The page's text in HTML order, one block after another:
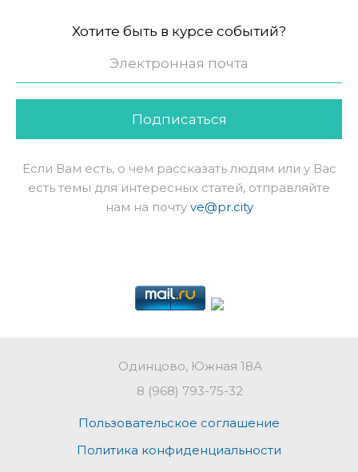
Хотите быть в курсе событий?
Подписаться
Если Вам есть, о чем рассказать людям или у Вас
есть темы для интересных статей, отправляйте
нам на почту ve@pr.city
Одинцово, Южная 18А
8 (968) 793-75-32
Пользовательское соглашение
Политика конфиденциальности